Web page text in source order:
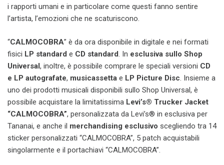
i rapporti umani e in particolare come questi fanno sentire
l’artista, l’emozioni che ne scaturiscono.
“CALMOCOBRA” è da ora disponibile in digitale e nei formati
fisici LP standard e CD standard. In esclusiva sullo Shop
Universal, inoltre, è possibile comprare le speciali versioni CD
e LP autografate, musicassetta e LP Picture Disc. Insieme a
uno dei prodotti musicali disponibili sullo Shop Universal, è
possibile acquistare la limitatissima Levi’s®️ Trucker Jacket
“CALMOCOBRA”, personalizzata da Levi’s®️ in esclusiva per
Tananai, e anche il merchandising esclusivo scegliendo tra 14
sticker personalizzati “CALMOCOBRA”, 5 patch acquistabili
singolarmente e il portachiavi “CALMOCOBRA”.